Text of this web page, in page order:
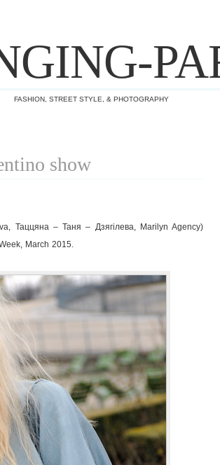
FASHION, STREET STYLE, & PHOTOGRAPHY
show
Таццяна – Таня – Дзягілева, Marilyn Agency)
March 2015.